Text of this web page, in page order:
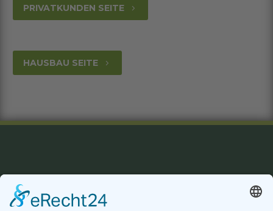
PRIVATKUNDEN SEITE 5
HAUSBAU SEITE 5
Datenschutzerklärung